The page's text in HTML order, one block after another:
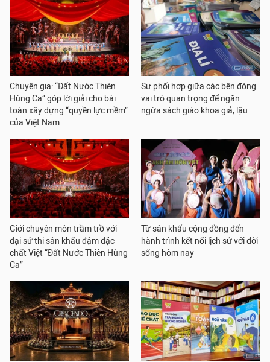
Chuyên gia: “Đất Nước Thiên
Hùng Ca” góp lời giải cho bài
toán xây dựng “quyền lực mềm”
của Việt Nam
Sự phối hợp giữa các bên đóng
vai trò quan trọng để ngăn
ngừa sách giáo khoa giả, lậu
Giới chuyên môn trầm trồ với
đại sử thi sân khấu đậm đặc
chất Việt “Đất Nước Thiên Hùng
Ca”
Từ sân khấu cộng đồng đến
hành trình kết nối lịch sử với đời
sống hôm nay